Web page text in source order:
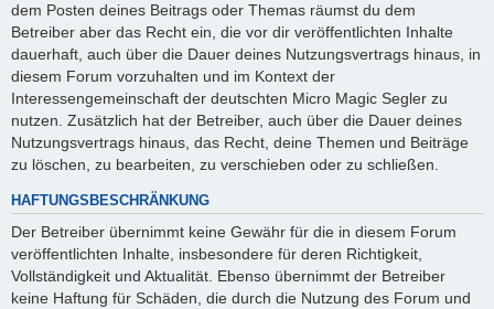
dem Posten deines Beitrags oder Themas räumst du dem
Betreiber aber das Recht ein, die vor dir veröffentlichten Inhalte
dauerhaft, auch über die Dauer deines Nutzungsvertrags hinaus, in
diesem Forum vorzuhalten und im Kontext der
Interessengemeinschaft der deutschten Micro Magic Segler zu
nutzen. Zusätzlich hat der Betreiber, auch über die Dauer deines
Nutzungsvertrags hinaus, das Recht, deine Themen und Beiträge
zu löschen, zu bearbeiten, zu verschieben oder zu schließen.
HAFTUNGSBESCHRÄNKUNG
Der Betreiber übernimmt keine Gewähr für die in diesem Forum
veröffentlichten Inhalte, insbesondere für deren Richtigkeit,
Vollständigkeit und Aktualität. Ebenso übernimmt der Betreiber
keine Haftung für Schäden, die durch die Nutzung des Forum und